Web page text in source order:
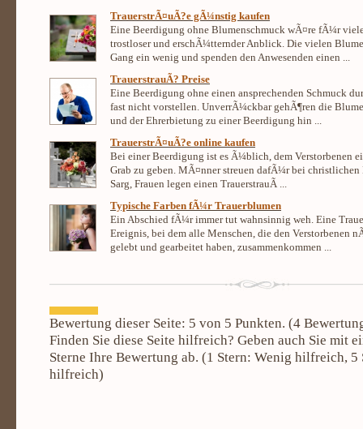
TrauerstrÃ¤uÃ?e gÃ¼nstig kaufen
Eine Beerdigung ohne Blumenschmuck wÃ¤re fÃ¼r
trostloser und erschÃ¼tternder Anblick. Die vielen
Gang ein wenig und spenden den Anwesenden einen ...
TrauerstrauÃ? Preise
Eine Beerdigung ohne einen ansprechenden Schmuck
fast nicht vorstellen. UnverrÃ¼ckbar gehÃ¶ren die
und der Ehrerbietung zu einer Beerdigung hin ...
TrauerstrÃ¤uÃ?e online kaufen
Bei einer Beerdigung ist es Ã¼blich, dem Verstorbenen
Grab zu geben. MÃ¤nner streuen dafÃ¼r bei christlichen
Sarg, Frauen legen einen TrauerstrauÃ ...
Typische Farben fÃ¼r Trauerblumen
Ein Abschied fÃ¼r immer tut wahnsinnig weh. Eine
Ereignis, bei dem alle Menschen, die den Verstorbenen
gelebt und gearbeitet haben, zusammenkommen ...
Bewertung dieser Seite: 5 von 5 Punkten. (4
Finden Sie diese Seite hilfreich? Geben auch Sie mit
Sterne Ihre Bewertung ab. (1 Stern: Wenig hilfreich, 5
hilfreich)